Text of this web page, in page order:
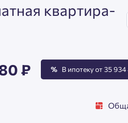
квартира-
₽ % В ипотеку от 35